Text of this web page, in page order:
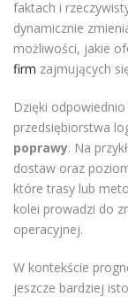
faktach i
dynamicznie
możliwości, jakie
firm zajmujących
Dzięki
przedsiębiorstwa
poprawy. Na
dostaw oraz
które trasy lub
kolei prowadzi do
operacyjnej.
W kontekście
jeszcze bardziej